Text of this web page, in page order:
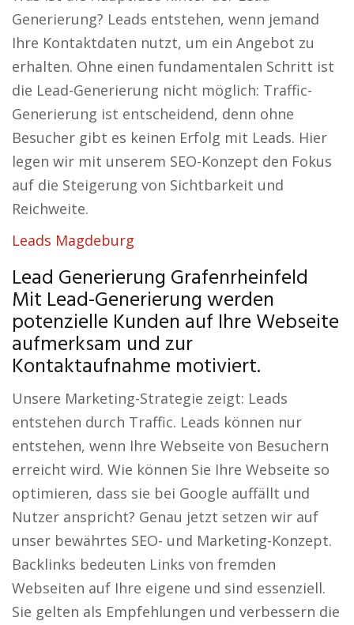
Generierung? Leads entstehen, wenn jemand
Ihre Kontaktdaten nutzt, um ein Angebot zu
erhalten. Ohne einen fundamentalen Schritt ist
die Lead-Generierung nicht möglich: Traffic-
Generierung ist entscheidend, denn ohne
Besucher gibt es keinen Erfolg mit Leads. Hier
legen wir mit unserem SEO-Konzept den Fokus
auf die Steigerung von Sichtbarkeit und
Reichweite.
Leads Magdeburg
Lead Generierung Grafenrheinfeld
Mit Lead-Generierung werden
potenzielle Kunden auf Ihre Webseite
aufmerksam und zur
Kontaktaufnahme motiviert.
Unsere Marketing-Strategie zeigt: Leads
entstehen durch Traffic. Leads können nur
entstehen, wenn Ihre Webseite von Besuchern
erreicht wird. Wie können Sie Ihre Webseite so
optimieren, dass sie bei Google auffällt und
Nutzer anspricht? Genau jetzt setzen wir auf
unser bewährtes SEO- und Marketing-Konzept.
Backlinks bedeuten Links von fremden
Webseiten auf Ihre eigene und sind essenziell.
Sie gelten als Empfehlungen und verbessern die